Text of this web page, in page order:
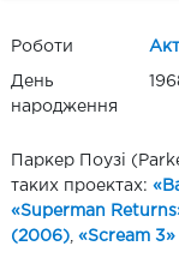
Роботи
День
народження
Паркер Поузі
таких проектах:
«Superman
(2006) «Scream